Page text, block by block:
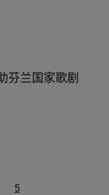
芬兰国家歌剧
5